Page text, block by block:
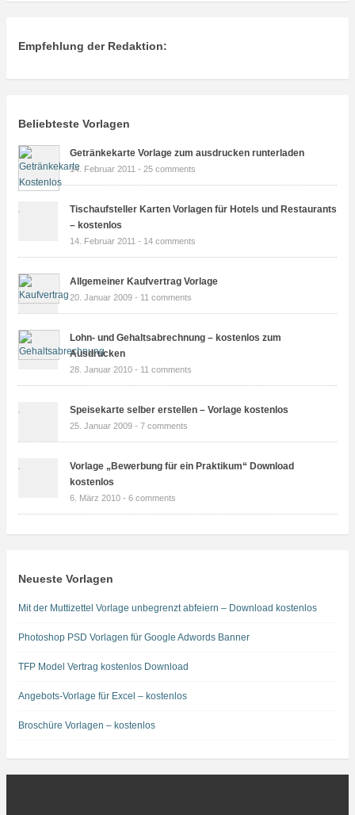
Empfehlung der Redaktion:
Beliebteste Vorlagen
Getränkekarte Vorlage zum ausdrucken runterladen
14. Februar 2011 - 25 comments
Tischaufsteller Karten Vorlagen für Hotels und Restaurants
– kostenlos
14. Februar 2011 - 14 comments
Allgemeiner Kaufvertrag Vorlage
20. Januar 2009 - 11 comments
Lohn- und Gehaltsabrechnung – kostenlos zum
Ausdrucken
28. Januar 2010 - 11 comments
Speisekarte selber erstellen – Vorlage kostenlos
25. Januar 2009 - 7 comments
Vorlage „Bewerbung für ein Praktikum“ Download
kostenlos
6. März 2010 - 6 comments
Neueste Vorlagen
Mit der Muttizettel Vorlage unbegrenzt abfeiern – Download kostenlos
Photoshop PSD Vorlagen für Google Adwords Banner
TFP Model Vertrag kostenlos Download
Angebots-Vorlage für Excel – kostenlos
Broschüre Vorlagen – kostenlos